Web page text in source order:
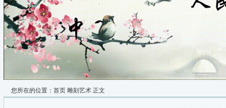
您所在的位置： 首页 雕刻艺术 正文